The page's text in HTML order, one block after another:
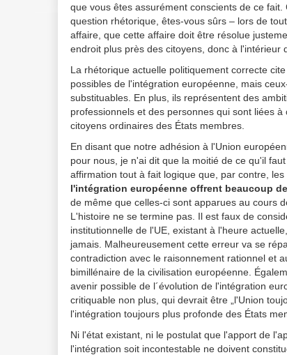
que vous êtes assurément conscients de ce
question rhétorique, êtes-vous sûrs – lors de
affaire, que cette affaire doit être résolue
endroit plus près des citoyens, donc à l'intérieur
La rhétorique actuelle politiquement correcte
possibles de l'intégration européenne, mais
substituables. En plus, ils représentent des
professionnels et des personnes qui sont liées
citoyens ordinaires des États membres.
En disant que notre adhésion à l'Union
pour nous, je n'ai dit que la moitié de ce qu'il
affirmation tout à fait logique que, par contre, les
l'intégration européenne offrent beaucoup
de même que celles-ci sont apparues au cours
L'histoire ne se termine pas. Il est faux de
institutionnelle de l'UE, existant à l'heure
jamais. Malheureusement cette erreur va se
contradiction avec le raisonnement rationnel et
bimillénaire de la civilisation européenne.
avenir possible de l´évolution de l'intégration
critiquable non plus, qui devrait être „l'Union
l'intégration toujours plus profonde des États
Ni l'état existant, ni le postulat que l'apport de
l'intégration soit incontestable ne doivent